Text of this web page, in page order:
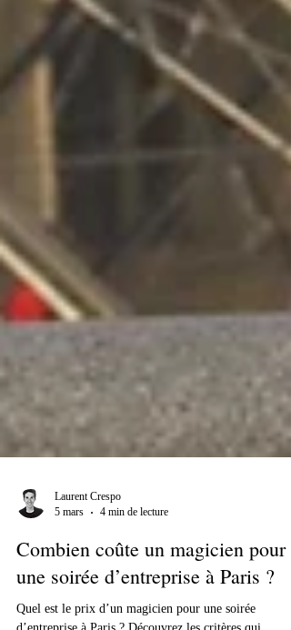
5 mars
4 min de lecture
Combien coûte un magicien pour
une soirée d’entreprise à Paris ?